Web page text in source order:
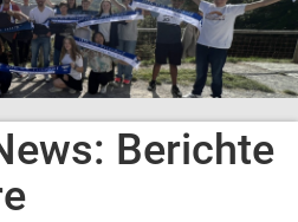
Berichte